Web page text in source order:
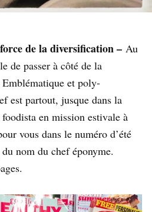
de la diversification – Au
de passer à côté de la
et poly-
est partout, jusque dans la
en mission estivale à
vous dans le numéro d’été
nom du chef éponyme.